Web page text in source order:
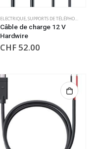
ELECTRIQUE,SUPPORTS DE TÉLÉPHONE/GPS
Câble de charge 12 V
Hardwire
CHF 52.00